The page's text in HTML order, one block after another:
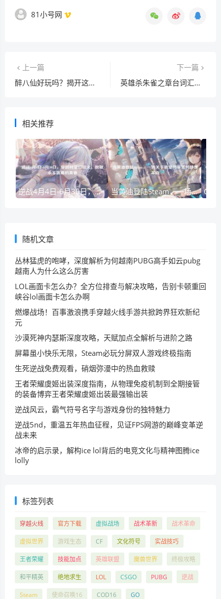
81小号网
上一篇
醉八仙好玩吗？揭开这款经典回合制的魅力
下一篇
英雄杀朱雀之章台词汇总：经典对白与角色魅力解析
相关推荐
逆战4月4日-6月30日，穿越时空的战火，致敬永不落幕的青春 当黄油登陆Steam，一场关于欲望与审美的静默革命
随机文章
丛林猛虎的咆哮，深度解析为何越南PUBG高手如云pubg
越南人为什么这么厉害
LOL画面卡怎么办？全方位排查与解决攻略，告别卡顿重回
峡谷lol画面卡怎么办啊
燃爆战场！百事激浪携手穿越火线手游共掀跨界狂欢新纪
元
沙漠死神内瑟斯深度攻略，天赋加点全解析与进阶之路
屏幕虽小快乐无限，Steam必玩分屏双人游戏终极指南
生死逆战免费观看，硝烟弥漫中的热血救赎
王者荣耀虞姬出装深度指南，从物理免疫机制到全期接管
的装备博弈王者荣耀虞姬出装最强输出装
逆战风云，霸气符号名字与游戏身份的独特魅力
逆战5nd，重温五年热血征程，见证FPS网游的巅峰变革逆
战未来
冰帝的启示录，解构ice lol背后的电竞文化与精神图腾ice
lolly
标签列表
穿越火线 官方下载 虚拟战场 战术革新 战术革命
虚拟世界 游戏生态 CF 文化符号 实战技巧
王者荣耀 技能加点 英雄联盟 魔兽世界 终极攻略
和平精英 绝地求生 LOL CSGO PUBG 逆战
Steam 使命召唤16 COD16 GO